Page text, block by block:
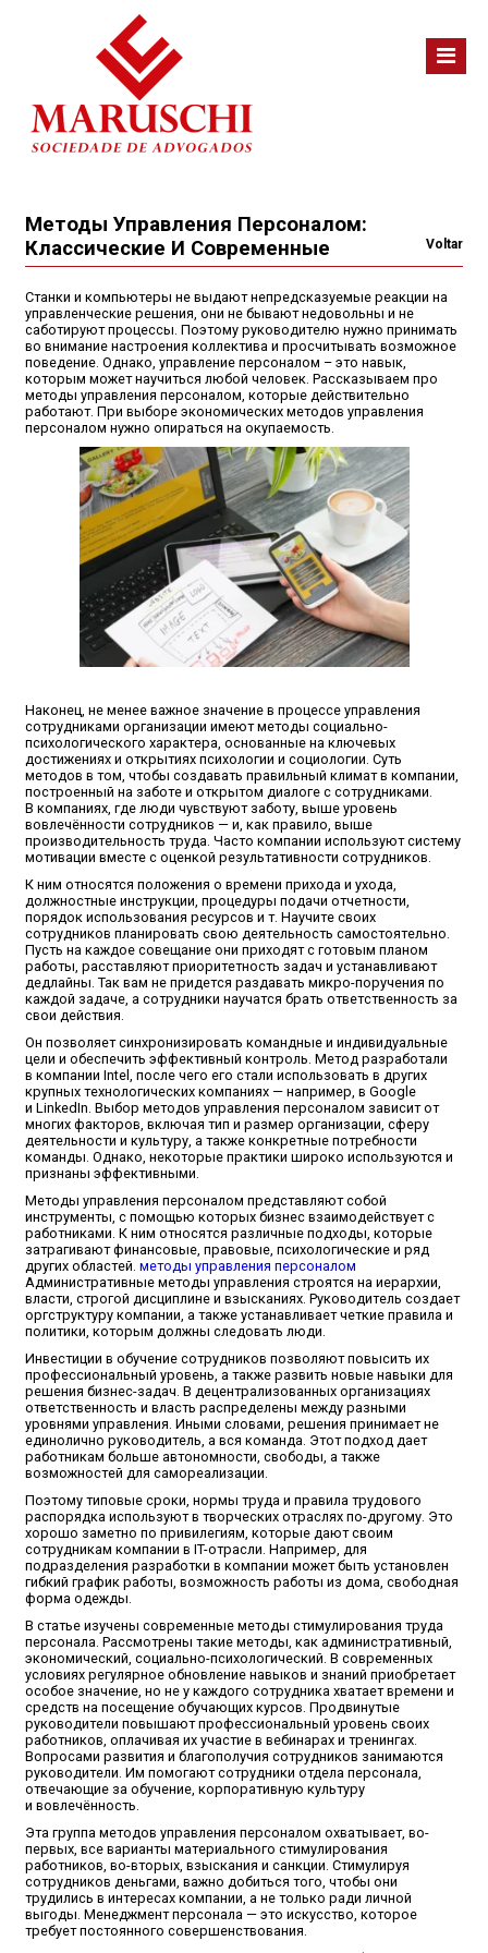
Методы Управления Персоналом:
Классические И Современные
Voltar
Станки и компьютеры не выдают непредсказуемые реакции на
управленческие решения, они не бывают недовольны и не
саботируют процессы. Поэтому руководителю нужно принимать
во внимание настроения коллектива и просчитывать возможное
поведение. Однако, управление персоналом – это навык,
которым может научиться любой человек. Рассказываем про
методы управления персоналом, которые действительно
работают. При выборе экономических методов управления
персоналом нужно опираться на окупаемость.
Наконец, не менее важное значение в процессе управления
сотрудниками организации имеют методы социально-
психологического характера, основанные на ключевых
достижениях и открытиях психологии и социологии. Суть
методов в том, чтобы создавать правильный климат в компании,
построенный на заботе и открытом диалоге с сотрудниками.
В компаниях, где люди чувствуют заботу, выше уровень
вовлечённости сотрудников — и, как правило, выше
производительность труда. Часто компании используют систему
мотивации вместе с оценкой результативности сотрудников.
К ним относятся положения о времени прихода и ухода,
должностные инструкции, процедуры подачи отчетности,
порядок использования ресурсов и т. Научите своих
сотрудников планировать свою деятельность самостоятельно.
Пусть на каждое совещание они приходят с готовым планом
работы, расставляют приоритетность задач и устанавливают
дедлайны. Так вам не придется раздавать микро-поручения по
каждой задаче, а сотрудники научатся брать ответственность за
свои действия.
Он позволяет синхронизировать командные и индивидуальные
цели и обеспечить эффективный контроль. Метод разработали
в компании Intel, после чего его стали использовать в других
крупных технологических компаниях — например, в Google
и LinkedIn. Выбор методов управления персоналом зависит от
многих факторов, включая тип и размер организации, сферу
деятельности и культуру, а также конкретные потребности
команды. Однако, некоторые практики широко используются и
признаны эффективными.
Методы управления персоналом представляют собой
инструменты, с помощью которых бизнес взаимодействует с
работниками. К ним относятся различные подходы, которые
затрагивают финансовые, правовые, психологические и ряд
других областей.методы управления персоналом
Административные методы управления строятся на иерархии,
власти, строгой дисциплине и взысканиях. Руководитель создает
оргструктуру компании, а также устанавливает четкие правила и
политики, которым должны следовать люди.
Инвестиции в обучение сотрудников позволяют повысить их
профессиональный уровень, а также развить новые навыки для
решения бизнес-задач. В децентрализованных организациях
ответственность и власть распределены между разными
уровнями управления. Иными словами, решения принимает не
единолично руководитель, а вся команда. Этот подход дает
работникам больше автономности, свободы, а также
возможностей для самореализации.
Поэтому типовые сроки, нормы труда и правила трудового
распорядка используют в творческих отраслях по-другому. Это
хорошо заметно по привилегиям, которые дают своим
сотрудникам компании в IT-отрасли. Например, для
подразделения разработки в компании может быть установлен
гибкий график работы, возможность работы из дома, свободная
форма одежды.
В статье изучены современные методы стимулирования труда
персонала. Рассмотрены такие методы, как административный,
экономический, социально-психологический. В современных
условиях регулярное обновление навыков и знаний приобретает
особое значение, но не у каждого сотрудника хватает времени и
средств на посещение обучающих курсов. Продвинутые
руководители повышают профессиональный уровень своих
работников, оплачивая их участие в вебинарах и тренингах.
Вопросами развития и благополучия сотрудников занимаются
руководители. Им помогают сотрудники отдела персонала,
отвечающие за обучение, корпоративную культуру
и вовлечённость.
Эта группа методов управления персоналом охватывает, во-
первых, все варианты материального стимулирования
работников, во-вторых, взыскания и санкции. Стимулируя
сотрудников деньгами, важно добиться того, чтобы они
трудились в интересах компании, а не только ради личной
выгоды. Менеджмент персонала — это искусство, которое
требует постоянного совершенствования.